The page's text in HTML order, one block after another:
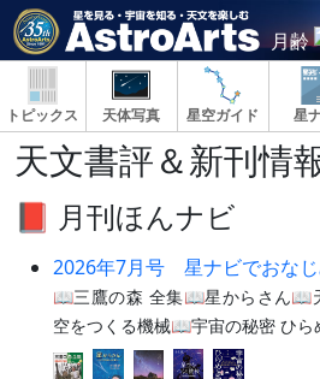
月齢
トピックス 天体写真 星空ガイド 星
天文書評＆新刊情
📕 月刊ほんナビ
2026年7月号 星ナビでおな
📖三鷹の森 全集📖星からさん📖
空をつくる機械📖宇宙の秘密 ひら